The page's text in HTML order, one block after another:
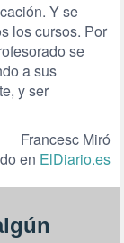
Y se
los cursos. Por
se
a sus
y ser
Francesc Miró
en ElDiario.es